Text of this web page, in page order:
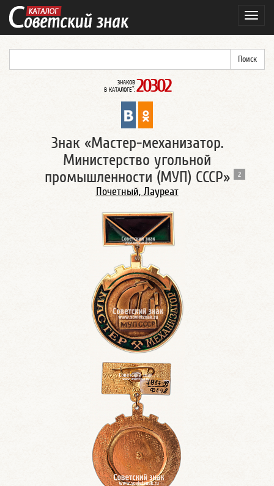
ЗНАКОВ
В КАТАЛОГЕ*: 20302
Знак «Мастер-механизатор.
Министерство угольной
промышленности (МУП) СССР»
2
Почетный, Лауреат